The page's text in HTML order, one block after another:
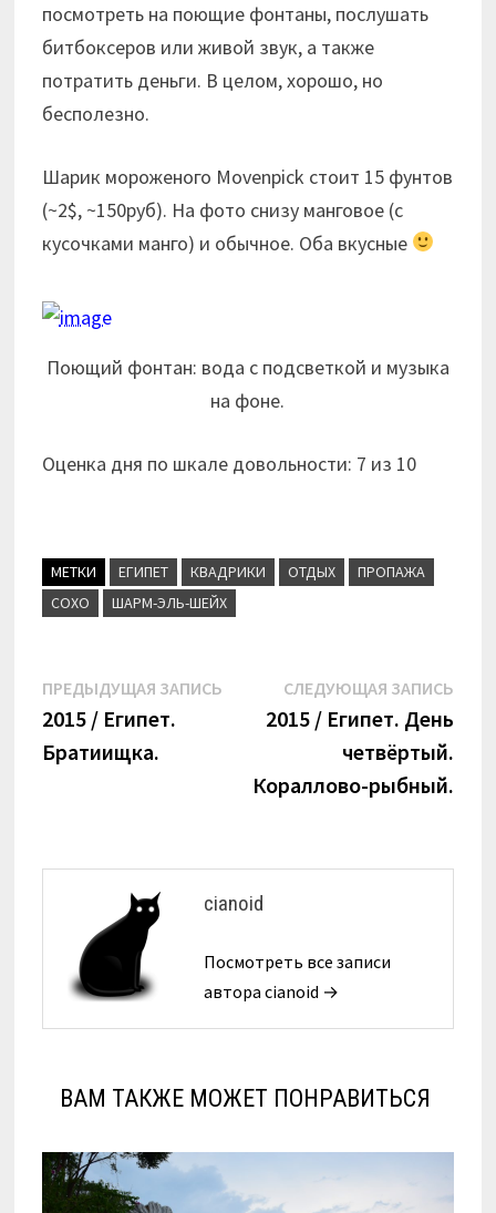
посмотреть на поющие фонтаны, послушать
битбоксеров или живой звук, а также
потратить деньги. В целом, хорошо, но
бесполезно.
Шарик мороженого Movenpick стоит 15 фунтов
(~2$, ~150руб). На фото снизу манговое (с
кусочками манго) и обычное. Оба вкусные
Поющий фонтан: вода с подсветкой и музыка
на фоне.
Оценка дня по шкале довольности: 7 из 10
МЕТКИ ЕГИПЕТ КВАДРИКИ ОТДЫХ
ПРОПАЖА
СОХО
ШАРМ-ЭЛЬ-ШЕЙХ
Навигация
по
записям
ПРЕДЫДУЩАЯ ЗАПИСЬПредыдущая
запись:
2015 / Египет.
Братиищка.
СЛЕДУЮЩАЯ ЗАПИСЬ
2015 / Египет. День
четвёртый.
Кораллово-рыбный.
cianoid
Посмотреть все записи
автора cianoid →
ВАМ ТАКЖЕ МОЖЕТ ПОНРАВИТЬСЯ